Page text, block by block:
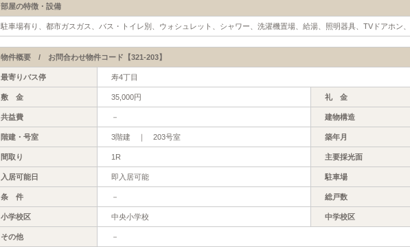
部屋の特徴・設備
駐車場有り、都市ガスガス、バス・トイレ別、ウォシュレット、シャワー、洗濯機置場、給湯、照明器具、TVドアホン
物件概要 / お問合わせ物件コード【321-203】
最寄りバス停 寿4丁目
敷 金 35,000円 礼 金
共益費 － 建物構造
階建・号室 3階建 ｜ 203号室 築年月
間取り 1R 主要採光面
入居可能日 即入居可能 駐車場
条 件 － 総戸数
小学校区 中央小学校 中学校区
その他 －